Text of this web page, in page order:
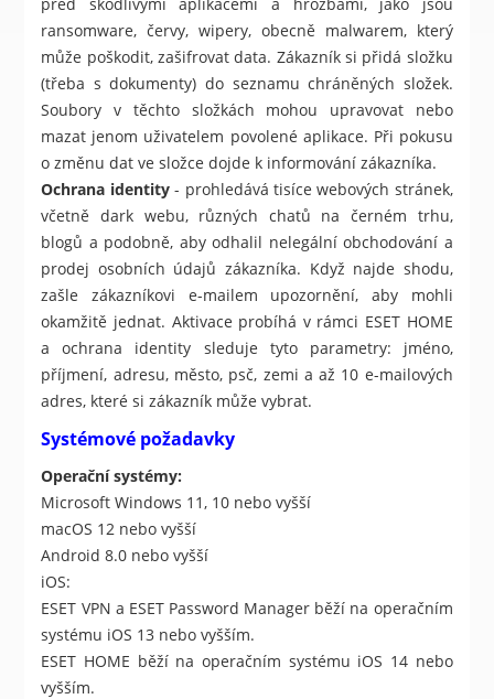
ransomware, červy, wipery, obecně malwarem, který
může poškodit, zašifrovat data. Zákazník si přidá složku
(třeba s dokumenty) do seznamu chráněných složek.
Soubory v těchto složkách mohou upravovat nebo
mazat jenom uživatelem povolené aplikace. Při pokusu
o změnu dat ve složce dojde k informování zákazníka.
Ochrana identity- prohledává tisíce webových stránek,
včetně dark webu, různých chatů na černém trhu,
blogů a podobně, aby odhalil nelegální obchodování a
prodej osobních údajů zákazníka. Když najde shodu,
zašle zákazníkovi e-mailem upozornění, aby mohli
okamžitě jednat. Aktivace probíhá v rámci ESET HOME
a ochrana identity sleduje tyto parametry: jméno,
příjmení, adresu, město, psč, zemi a až 10 e-mailových
adres, které si zákazník může vybrat.
Systémové požadavky
Operační systémy:
Microsoft Windows 11, 10 nebo vyšší
macOS 12 nebo vyšší
Android 8.0 nebo vyšší
iOS:
ESET VPN a ESET Password Manager běží na operačním
systému iOS 13 nebo vyšším.
ESET HOME běží na operačním systému iOS 14 nebo
vyšším.